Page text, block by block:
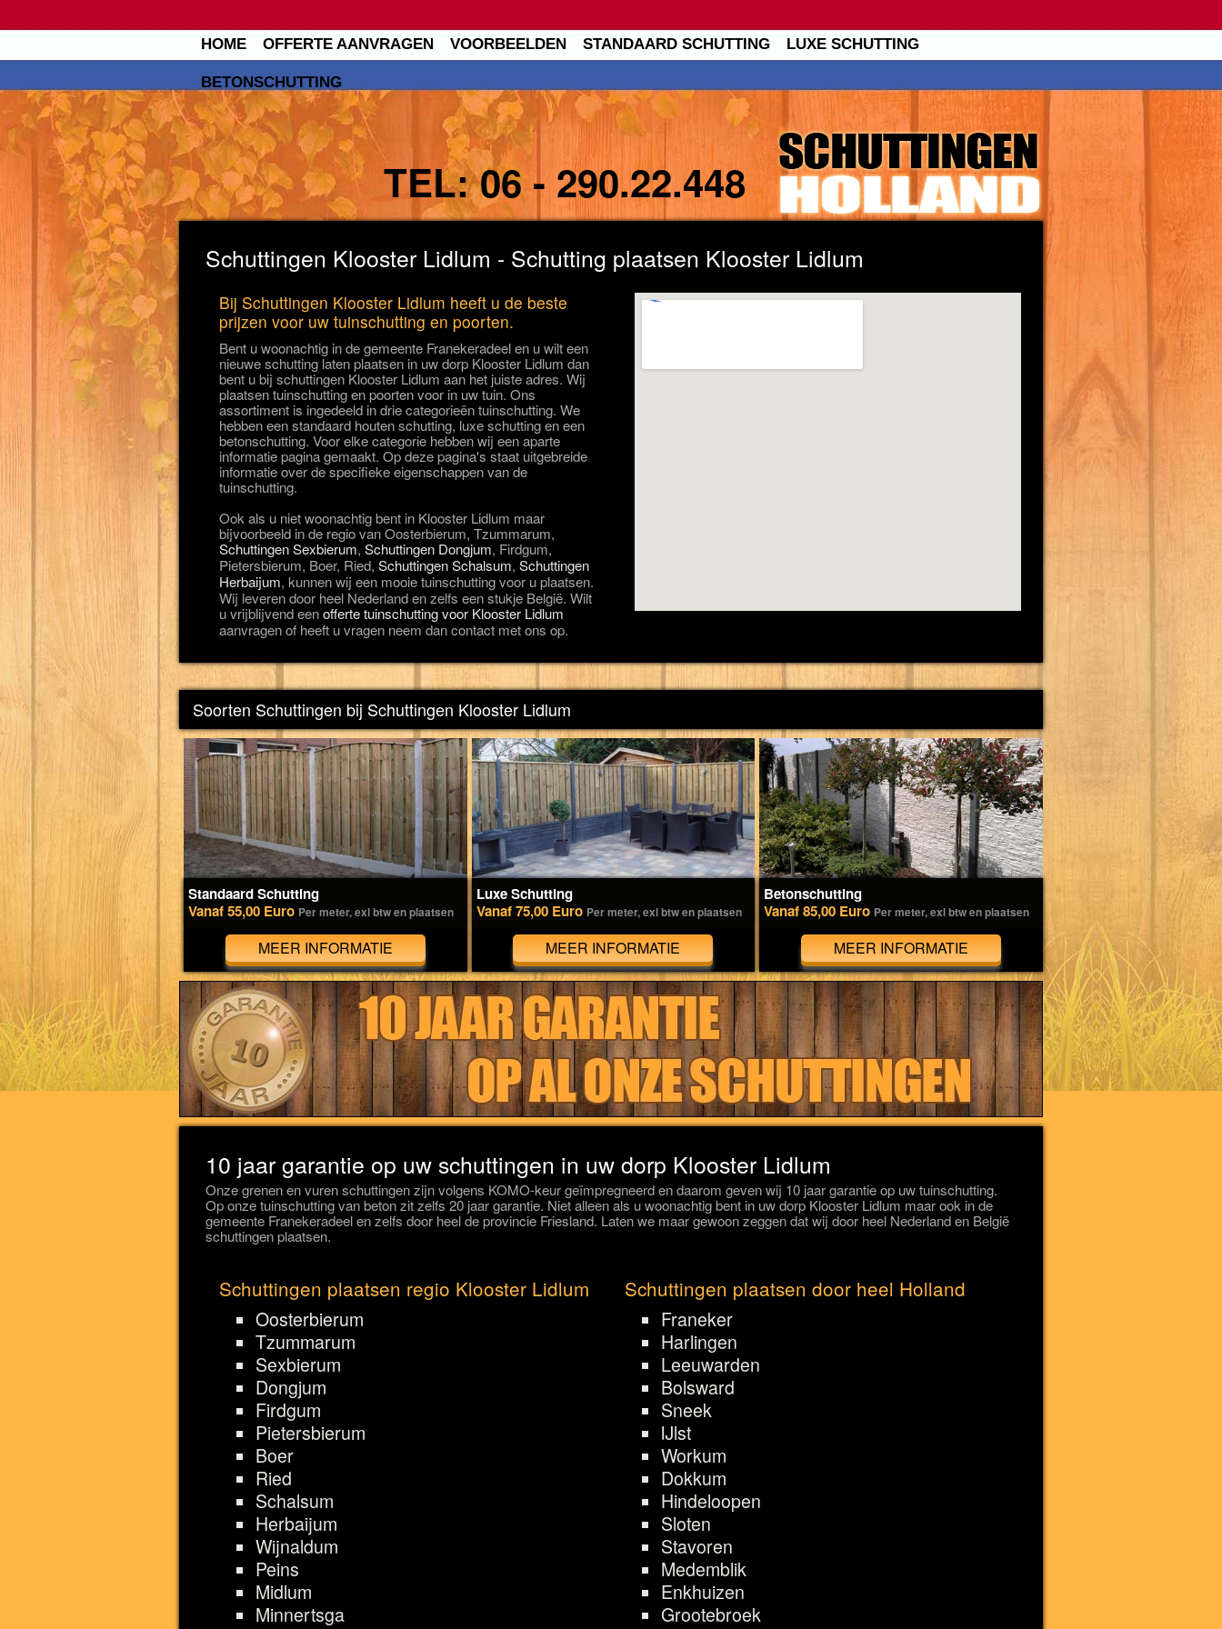
HOME OFFERTE AANVRAGEN VOORBEELDEN STANDAARD SCHUTTING LUXE SCHUTTING
BETONSCHUTTING
TEL:06 - 290.22.448
Schuttingen Klooster Lidlum - Schutting plaatsen Klooster Lidlum
Bij Schuttingen Klooster Lidlum heeft u de beste
prijzen voor uw tuinschutting en poorten.
Bent u woonachtig in de gemeente Franekeradeel en u wilt een
nieuwe schutting laten plaatsen in uw dorp Klooster Lidlum dan
bent u bij schuttingen Klooster Lidlum aan het juiste adres. Wij
plaatsen tuinschutting en poorten voor in uw tuin. Ons
assortiment is ingedeeld in drie categorieën tuinschutting. We
hebben een standaard houten schutting, luxe schutting en een
betonschutting. Voor elke categorie hebben wij een aparte
informatie pagina gemaakt. Op deze pagina's staat uitgebreide
informatie over de specifieke eigenschappen van de
tuinschutting.
Ook als u niet woonachtig bent in Klooster Lidlum maar
bijvoorbeeld in de regio van Oosterbierum, Tzummarum,
Schuttingen Sexbierum, Schuttingen Dongjum, Firdgum,
Pietersbierum, Boer, Ried, Schuttingen Schalsum, Schuttingen
Herbaijum, kunnen wij een mooie tuinschutting voor u plaatsen.
Wij leveren door heel Nederland en zelfs een stukje België. Wilt
u vrijblijvend eenofferte tuinschutting voor Klooster Lidlum
aanvragen of heeft u vragen neem dan contact met ons op.
Soorten Schuttingen bij Schuttingen Klooster Lidlum
Standaard Schutting
Vanaf 55,00 Euro Per meter, exl btw en plaatsen
MEER INFORMATIE
Luxe Schutting
Vanaf 75,00 Euro Per meter, exl btw en plaatsen
MEER INFORMATIE
Betonschutting
Vanaf 85,00 Euro Per meter, exl btw en plaatsen
MEER INFORMATIE
10 jaar garantie op uw schuttingen in uw dorp Klooster Lidlum
Onze grenen en vuren schuttingen zijn volgens KOMO-keur geïmpregneerd en daarom geven wij 10 jaar garantie op uw tuinschutting.
Op onze tuinschutting van beton zit zelfs 20 jaar garantie. Niet alleen als u woonachtig bent in uw dorp Klooster Lidlum maar ook in de
gemeente Franekeradeel en zelfs door heel de provincie Friesland. Laten we maar gewoon zeggen dat wij door heel Nederland en België
schuttingen plaatsen.
Schuttingen plaatsen regio Klooster Lidlum
Oosterbierum
Tzummarum
Sexbierum
Dongjum
Firdgum
Pietersbierum
Boer
Ried
Schalsum
Herbaijum
Wijnaldum
Peins
Midlum
Minnertsga
Schuttingen plaatsen door heel Holland
Franeker
Harlingen
Leeuwarden
Bolsward
Sneek
IJlst
Workum
Dokkum
Hindeloopen
Sloten
Stavoren
Medemblik
Enkhuizen
Grootebroek